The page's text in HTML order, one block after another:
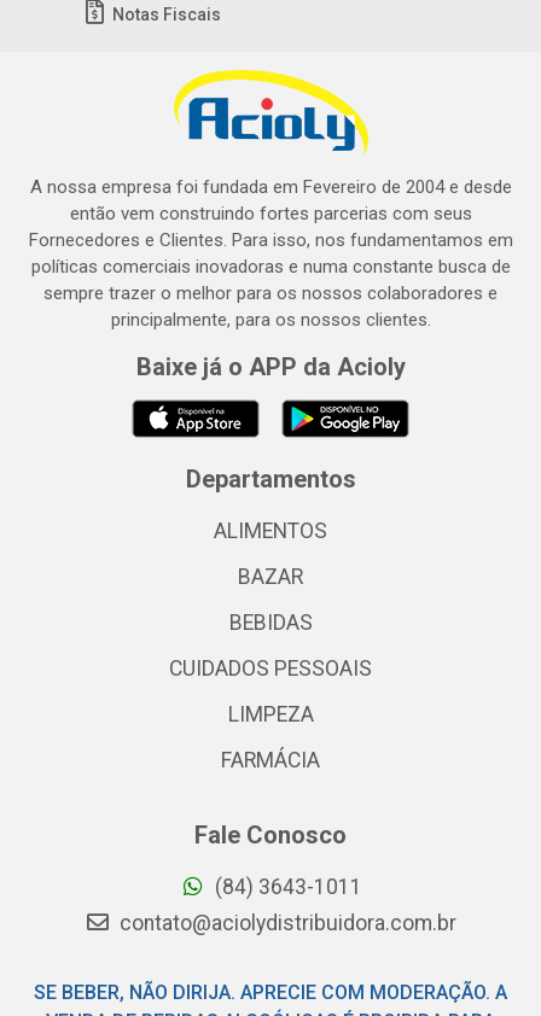
Notas Fiscais
A nossa empresa foi fundada em Fevereiro de 2004 e desde
então vem construindo fortes parcerias com seus
Fornecedores e Clientes. Para isso, nos fundamentamos em
políticas comerciais inovadoras e numa constante busca de
sempre trazer o melhor para os nossos colaboradores e
principalmente, para os nossos clientes.
Baixe já o APP da Acioly
Departamentos
ALIMENTOS
BAZAR
BEBIDAS
CUIDADOS PESSOAIS
LIMPEZA
FARMÁCIA
Fale Conosco
(84) 3643-1011
contato@aciolydistribuidora.com.br
SE BEBER, NÃO DIRIJA. APRECIE COM MODERAÇÃO. A